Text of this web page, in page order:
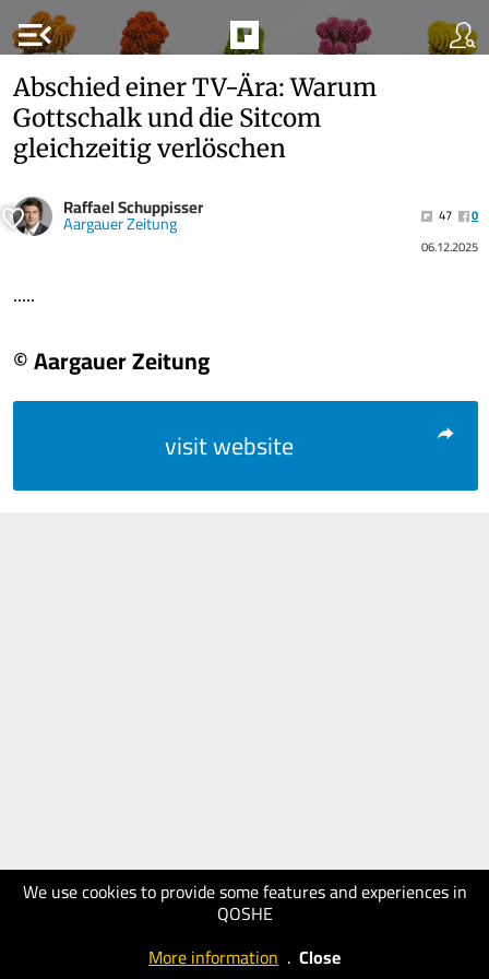
menu_open
We use cookies to provide some features and experiences in
QOSHE
More information . Close
Abschied einer TV-Ära: Warum
Gottschalk und die Sitcom
gleichzeitig verlöschen
Raffael Schuppisser
Aargauer Zeitung 47
0
06.12.2025
.....
© Aargauer Zeitung
visit website